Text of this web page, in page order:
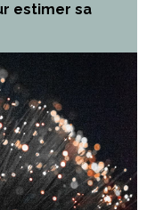
estimer sa